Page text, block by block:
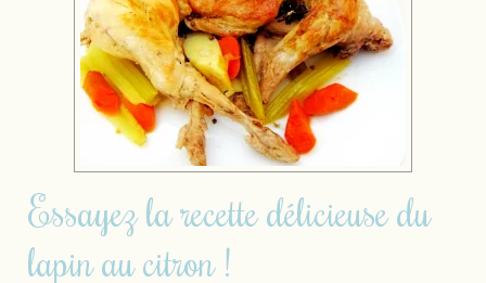
Essayez la recette délicieuse du
lapin au citron !